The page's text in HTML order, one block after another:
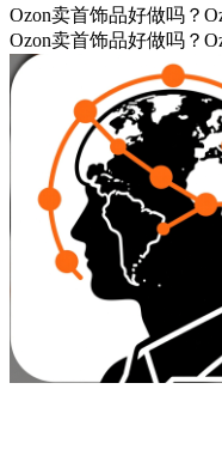
Ozon卖首饰品好做吗？
Ozon卖首饰品好做吗？